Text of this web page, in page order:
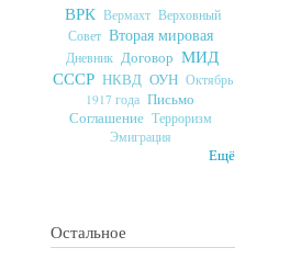
ВРК Вермахт Верховный
Совет Вторая мировая
Дневник Договор МИД
СССР НКВД ОУН Октябрь
1917 года Письмо
Соглашение Терроризм
Эмиграция
Ещё
Остальное